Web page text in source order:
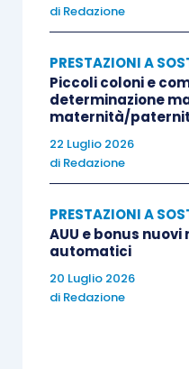
di Redazione
PRESTAZIONI A
Piccoli coloni e
determinazione
maternità/
22 Luglio 2026
di Redazione
PRESTAZIONI A
AUU e bonus
automatici
20 Luglio 2026
di Redazione